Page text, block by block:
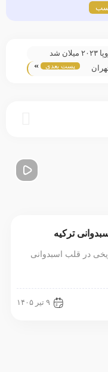
شد
پست بعدی »
ترکیه
در قلب اسبدوانی
۹ تیر ۱۴۰۵